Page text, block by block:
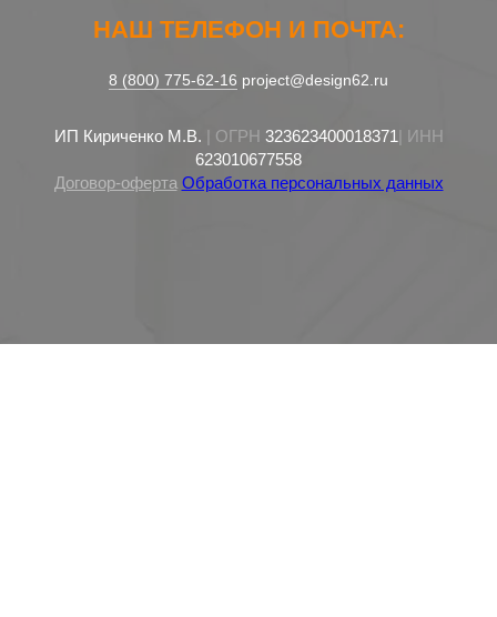
НАШ ТЕЛЕФОН И ПОЧТА:
8 (800) 775-62-16 project@design62.ru
ИП Кириченко М.В. | ОГРН 323623400018371| ИНН
623010677558
Договор-оферта Обработка персональных данных